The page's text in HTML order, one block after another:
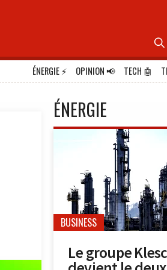

ÉNERGIE⚡ OPINION📢 TECH 🤖
ÉNERGIE
BUSINESS
Le groupe